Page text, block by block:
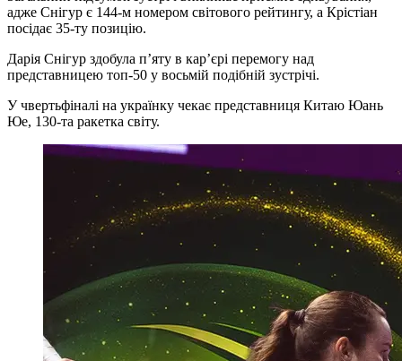
адже Снігур є 144-м номером світового рейтингу, а Крістіан
посідає 35-ту позицію.
Дарія Снігур здобула п’яту в кар’єрі перемогу над
представницею топ-50 у восьмій подібній зустрічі.
У чвертьфіналі на українку чекає представниця Китаю Юань
Юе, 130-та ракетка світу.